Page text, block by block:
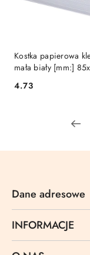
Kostka papierowa
mała biały [mm:]
Cena:
4.73
Dane adresowe
INFORMACJE